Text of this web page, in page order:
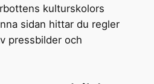
kulturskolors
sidan hittar du regler
pressbilder och